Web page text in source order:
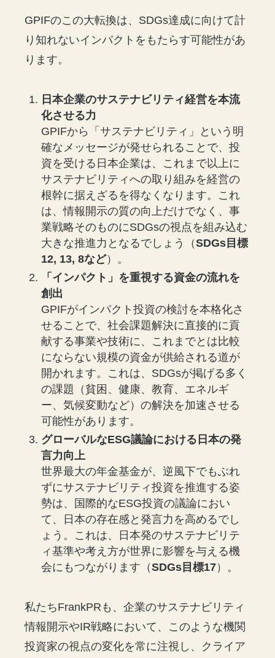
GPIFのこの大転換は、SDGs達成に向けて計
り知れないインパクトをもたらす可能性があ
ります。
日本企業のサステナビリティ経営を本流
化させる力
GPIFから「サステナビリティ」という明
確なメッセージが発せられることで、投
資を受ける日本企業は、これまで以上に
サステナビリティへの取り組みを経営の
根幹に据えざるを得なくなります。これ
は、情報開示の質の向上だけでなく、事
業戦略そのものにSDGsの視点を組み込む
大きな推進力となるでしょう（SDGs目標
12, 13, 8など）。
「インパクト」を重視する資金の流れを
創出
GPIFがインパクト投資の検討を本格化さ
せることで、社会課題解決に直接的に貢
献する事業や技術に、これまでとは比較
にならない規模の資金が供給される道が
開かれます。これは、SDGsが掲げる多く
の課題（貧困、健康、教育、エネルギ
ー、気候変動など）の解決を加速させる
可能性があります。
グローバルなESG議論における日本の発
言力向上
世界最大の年金基金が、逆風下でもぶれ
ずにサステナビリティ投資を推進する姿
勢は、国際的なESG投資の議論におい
て、日本の存在感と発言力を高めるでし
ょう。これは、日本発のサステナビリテ
ィ基準や考え方が世界に影響を与える機
会にもつながります（SDGs目標17）。
私たちFrankPRも、企業のサステナビリティ
情報開示やIR戦略において、このような機関
投資家の視点の変化を常に注視し、クライア